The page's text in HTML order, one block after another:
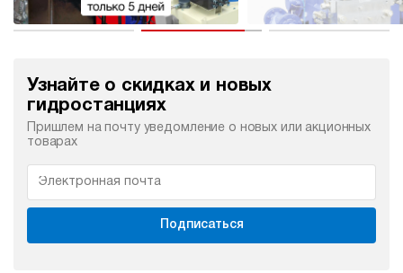
Узнайте о скидках и новых
гидростанциях
Пришлем на почту уведомление о новых или акционных
товарах
Подписаться